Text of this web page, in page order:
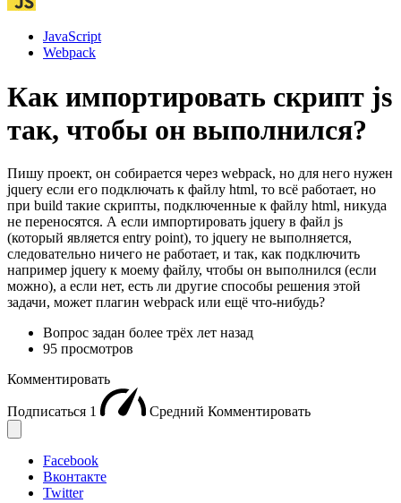
JavaScript
Webpack
Как импортировать скрипт js
так, чтобы он выполнился?
Пишу проект, он собирается через webpack, но для него нужен
jquery если его подключать к файлу html, то всё работает, но
при build такие скрипты, подключенные к файлу html, никуда
не переносятся. А если импортировать jquery в файл js
(который является entry point), то jquery не выполняется,
следовательно ничего не работает, и так, как подключить
например jquery к моему файлу, чтобы он выполнился (если
можно), а если нет, есть ли другие способы решения этой
задачи, может плагин webpack или ещё что-нибудь?
Вопрос задан более трёх лет назад
95 просмотров
Комментировать
Подписаться 1 Средний Комментировать
Facebook
Вконтакте
Twitter